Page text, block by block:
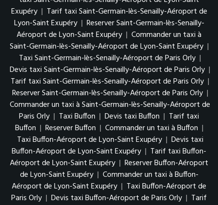
Exupéry | Tarif taxi Saint-Germain-lès-Senailly-Aéroport de
Lyon-Saint Exupéry | Reserver Saint-Germain-lès-Senailly-
Aéroport de Lyon-Saint Exupéry | Commander un taxi à
Saint-Germain-lès-Senailly-Aéroport de Lyon-Saint Exupéry |
Taxi Saint-Germain-lès-Senailly-Aéroport de Paris Orly |
Devis taxi Saint-Germain-lès-Senailly-Aéroport de Paris Orly |
Tarif taxi Saint-Germain-lès-Senailly-Aéroport de Paris Orly |
Reserver Saint-Germain-lès-Senailly-Aéroport de Paris Orly |
Commander un taxi à Saint-Germain-lès-Senailly-Aéroport de
Paris Orly | Taxi Buffon | Devis taxi Buffon | Tarif taxi
Buffon | Reserver Buffon | Commander un taxi à Buffon |
Taxi Buffon-Aéroport de Lyon-Saint Exupéry | Devis taxi
Buffon-Aéroport de Lyon-Saint Exupéry | Tarif taxi Buffon-
Aéroport de Lyon-Saint Exupéry | Reserver Buffon-Aéroport
de Lyon-Saint Exupéry | Commander un taxi à Buffon-
Aéroport de Lyon-Saint Exupéry | Taxi Buffon-Aéroport de
Paris Orly | Devis taxi Buffon-Aéroport de Paris Orly | Tarif